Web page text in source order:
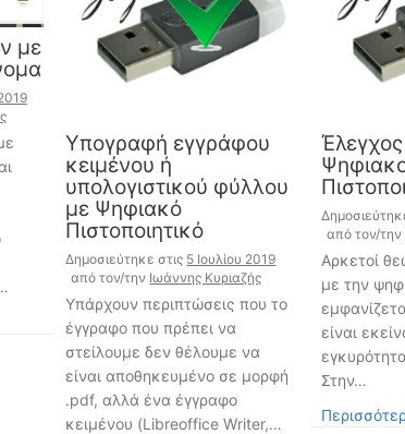
με
Υπογραφή εγγράφου
κειμένου ή
υπολογιστικού φύλλου
με Ψηφιακό
Πιστοποιητικό
Δημοσιεύτηκε στις 5 Ιουλίου 2019
από τον/την Ιωάννης Κυριαζής
Υπάρχουν περιπτώσεις που το
έγγραφο που πρέπει να
στείλουμε δεν θέλουμε να
είναι αποθηκευμένο σε μορφή
.pdf, αλλά ένα έγγραφο
κειμένου (Libreoffice Writer,…
από τον/την
Αρκετοί
με την
είναι
Στην…